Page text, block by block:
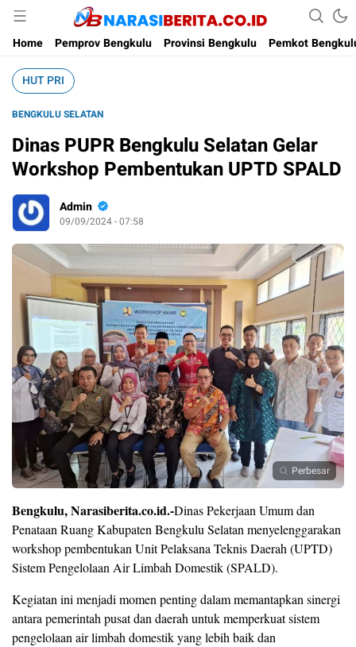
Narasi Berita
Home
Pemprov Bengkulu Provinsi Bengkulu Pemkot
HUT PRI
BENGKULU SELATAN
Dinas PUPR Bengkulu Selatan Gelar
Workshop Pembentukan UPTD SPALD
Admin
09/09/2024 - 07:58
Perbesar
Bengkulu, Narasiberita.co.id.-Dinas Pekerjaan Umum dan
Penataan Ruang Kabupaten Bengkulu Selatan menyelenggarakan
workshop pembentukan Unit Pelaksana Teknis Daerah (UPTD)
Sistem Pengelolaan Air Limbah Domestik (SPALD).
Kegiatan ini menjadi momen penting dalam memantapkan sinergi
antara pemerintah pusat dan daerah untuk memperkuat sistem
pengelolaan air limbah domestik yang lebih baik dan